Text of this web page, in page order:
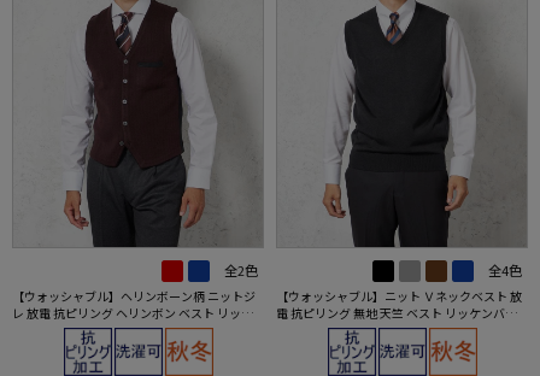
全2色
【ウォッシャブル】ヘリンボーン柄 ニットジ
レ 放電 抗ピリング ヘリンボン ベスト リッケ
ンバッカー 秋冬
全4色
【ウォッシャブル】ニット Ｖネックベスト 放
電 抗ピリング 無地 天竺 ベスト リッケンバッ